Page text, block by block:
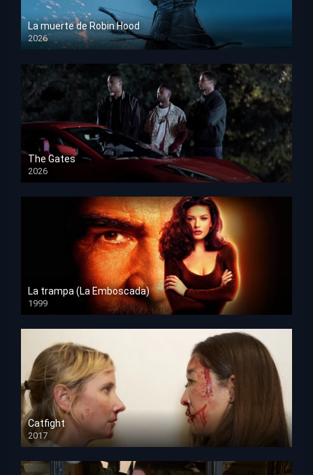
La muerte de Robin Hood
2026
HD 1080p
The Gates
2026
HD 1080p
La trampa (La Emboscada)
1999
HD 1080p
Catfight
2017
HD 720p